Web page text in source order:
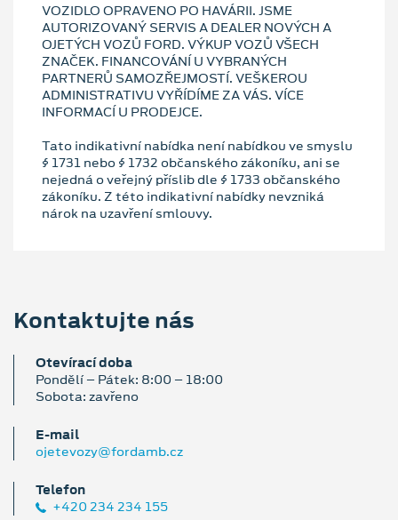
VOZIDLO OPRAVENO PO HAVÁRII. JSME
AUTORIZOVANÝ SERVIS A DEALER NOVÝCH A
OJETÝCH VOZŮ FORD. VÝKUP VOZŮ VŠECH
ZNAČEK. FINANCOVÁNÍ U VYBRANÝCH
PARTNERŮ SAMOZŘEJMOSTÍ. VEŠKEROU
ADMINISTRATIVU VYŘÍDÍME ZA VÁS. VÍCE
INFORMACÍ U PRODEJCE.
Tato indikativní nabídka není nabídkou ve smyslu
§ 1731 nebo § 1732 občanského zákoníku, ani se
nejedná o veřejný příslib dle § 1733 občanského
zákoníku. Z této indikativní nabídky nevzniká
nárok na uzavření smlouvy.
Kontaktujte nás
Otevírací doba
Pondělí – Pátek: 8:00 – 18:00
Sobota: zavřeno
E‑mail
ojetevozy@fordamb.cz
Telefon
+420 234 234 155